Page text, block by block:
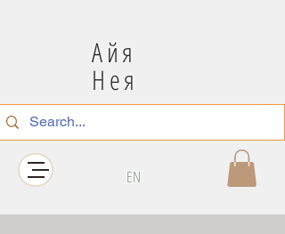
Айя
Нея
EN